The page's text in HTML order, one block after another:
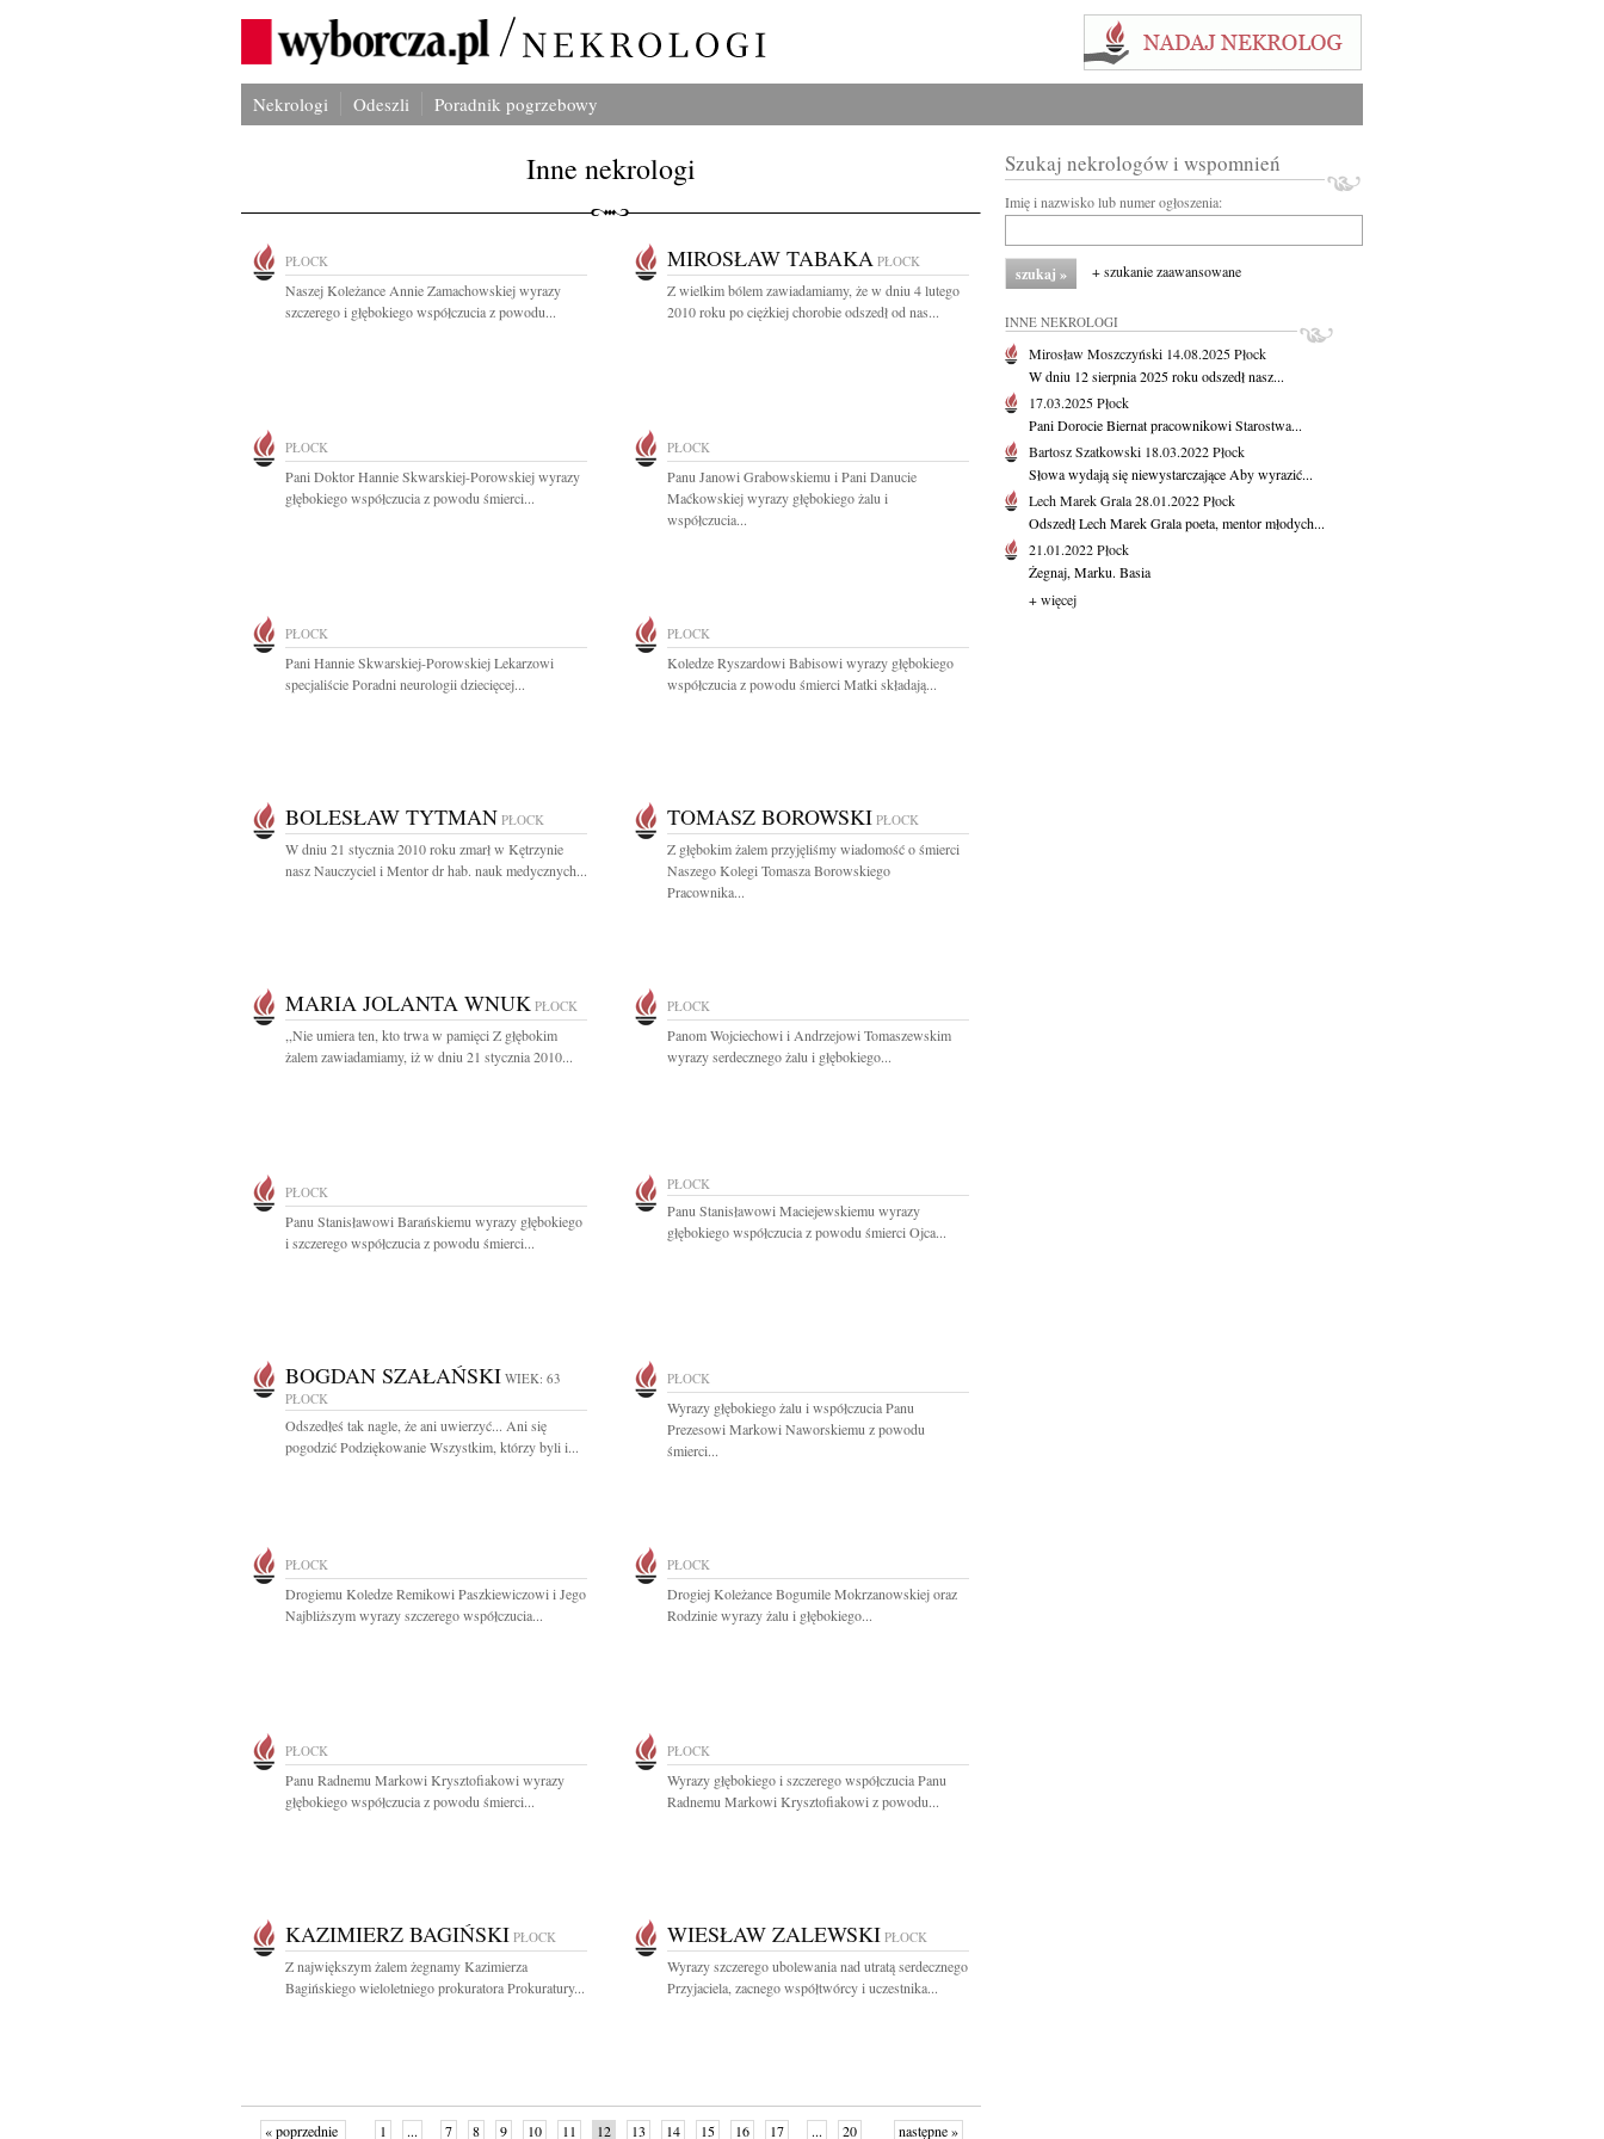
Nekrologi Odeszli Poradnik pogrzebowy
Inne nekrologi
PŁOCK
Naszej Koleżance Annie Zamachowskiej wyrazy
szczerego i głębokiego współczucia z powodu...
MIROSŁAW TABAKA PŁOCK
Z wielkim bólem zawiadamiamy, że w dniu 4 lutego
2010 roku po ciężkiej chorobie odszedł od nas...
PŁOCK
Pani Doktor Hannie Skwarskiej-Porowskiej wyrazy
głębokiego współczucia z powodu śmierci...
PŁOCK
Panu Janowi Grabowskiemu i Pani Danucie
Maćkowskiej wyrazy głębokiego żalu i
współczucia...
PŁOCK
Pani Hannie Skwarskiej-Porowskiej Lekarzowi
specjaliście Poradni neurologii dziecięcej...
PŁOCK
Koledze Ryszardowi Babisowi wyrazy głębokiego
współczucia z powodu śmierci Matki składają...
BOLESŁAW TYTMAN PŁOCK
W dniu 21 stycznia 2010 roku zmarł w Kętrzynie
nasz Nauczyciel i Mentor dr hab. nauk medycznych...
TOMASZ BOROWSKI PŁOCK
Z głębokim żalem przyjęliśmy wiadomość o śmierci
Naszego Kolegi Tomasza Borowskiego
Pracownika...
MARIA JOLANTA WNUK PŁOCK
,,Nie umiera ten, kto trwa w pamięci Z głębokim
żalem zawiadamiamy, iż w dniu 21 stycznia 2010...
PŁOCK
Panom Wojciechowi i Andrzejowi Tomaszewskim
wyrazy serdecznego żalu i głębokiego...
PŁOCK
Panu Stanisławowi Barańskiemu wyrazy głębokiego
i szczerego współczucia z powodu śmierci...
PŁOCK
Panu Stanisławowi Maciejewskiemu wyrazy
głębokiego współczucia z powodu śmierci Ojca...
BOGDAN SZAŁAŃSKI WIEK: 63
PŁOCK
Odszedłeś tak nagle, że ani uwierzyć... Ani się
pogodzić Podziękowanie Wszystkim, którzy byli i...
PŁOCK
Wyrazy głębokiego żalu i współczucia Panu
Prezesowi Markowi Naworskiemu z powodu
śmierci...
PŁOCK
Drogiemu Koledze Remikowi Paszkiewiczowi i Jego
Najbliższym wyrazy szczerego współczucia...
PŁOCK
Drogiej Koleżance Bogumile Mokrzanowskiej oraz
Rodzinie wyrazy żalu i głębokiego...
PŁOCK
Panu Radnemu Markowi Krysztofiakowi wyrazy
głębokiego współczucia z powodu śmierci...
PŁOCK
Wyrazy głębokiego i szczerego współczucia Panu
Radnemu Markowi Krysztofiakowi z powodu...
KAZIMIERZ BAGIŃSKI PŁOCK
Z największym żalem żegnamy Kazimierza
Bagińskiego wieloletniego prokuratora Prokuratury...
WIESŁAW ZALEWSKI PŁOCK
Wyrazy szczerego ubolewania nad utratą serdecznego
Przyjaciela, zacnego współtwórcy i uczestnika...
« poprzednie 1 ... 7 8 9 10 11 12 13 14 15 16 17 ... 20 następne »
Szukaj nekrologów i wspomnień
Imię i nazwisko lub numer ogłoszenia:
+ szukanie zaawansowane
INNE NEKROLOGI
Mirosław Moszczyński 14.08.2025Płock
W dniu 12 sierpnia 2025 roku odszedł nasz...
17.03.2025Płock
Pani Dorocie Biernat pracownikowi Starostwa...
Bartosz Szatkowski 18.03.2022Płock
Słowa wydają się niewystarczające Aby wyrazić...
Lech Marek Grala28.01.2022Płock
Odszedł Lech Marek Grala poeta, mentor młodych...
21.01.2022Płock
Żegnaj, Marku. Basia
+ więcej